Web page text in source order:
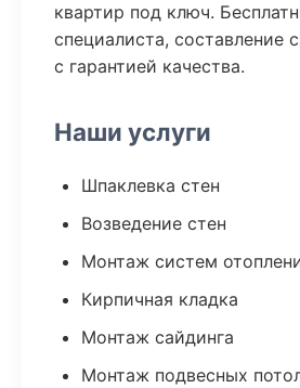
квартир под ключ.
специалиста, составление
с гарантией качества.
Наши услуги
Шпаклевка стен
Возведение стен
Монтаж систем
Кирпичная кладка
Монтаж сайдинга
Монтаж подвесных